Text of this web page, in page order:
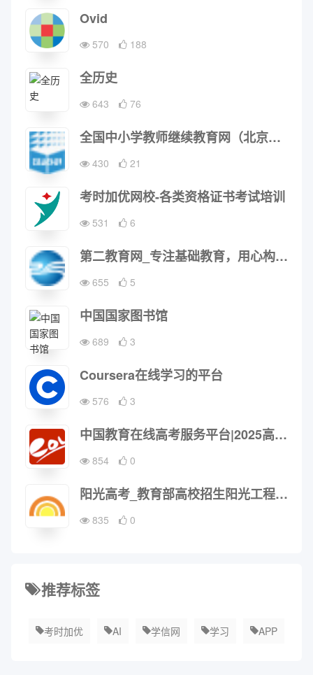
Ovid
570 188
全历史
643 76
全国中小学教师继续教育网（北京继教网教育科技发展有限公司）
430 21
考时加优网校-各类资格证书考试培训
531 6
第二教育网_专注基础教育，用心构建教与学一站式服务平台！
655 5
中国国家图书馆
689 3
Coursera在线学习的平台
576 3
中国教育在线高考服务平台|2025高考志愿填报|2025高考专业|高考分数线|2025高考―中国教育在线
854 0
阳光高考_教育部高校招生阳光工程指定平台
835 0
推荐标签
考时加优 AI 学信网 学习 APP